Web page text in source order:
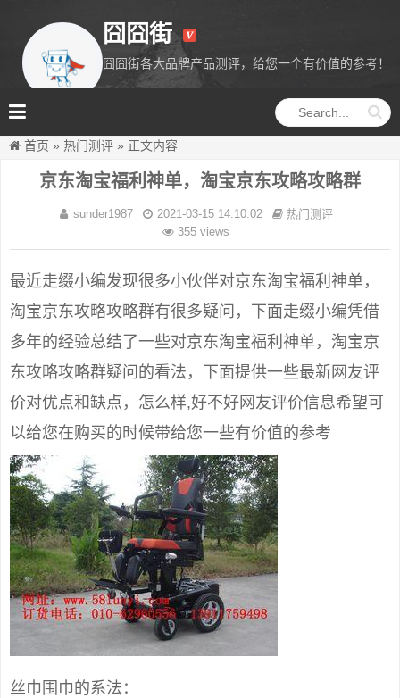
囧囧街
囧囧街各大品牌产品测评，给您一个有价值的参考！
首页 » 热门测评 » 正文内容
京东淘宝福利神单，淘宝京东攻略攻略群
sunder1987 2021-03-15 14:10:02
热门测评
355 views
最近走缀小编发现很多小伙伴对京东淘宝福利神单，
淘宝京东攻略攻略群有很多疑问，下面走缀小编凭借
多年的经验总结了一些对京东淘宝福利神单，淘宝京
东攻略攻略群疑问的看法，下面提供一些最新网友评
价对优点和缺点，怎么样,好不好网友评价信息希望可
以给您在购买的时候带给您一些有价值的参考
丝巾围巾的系法：